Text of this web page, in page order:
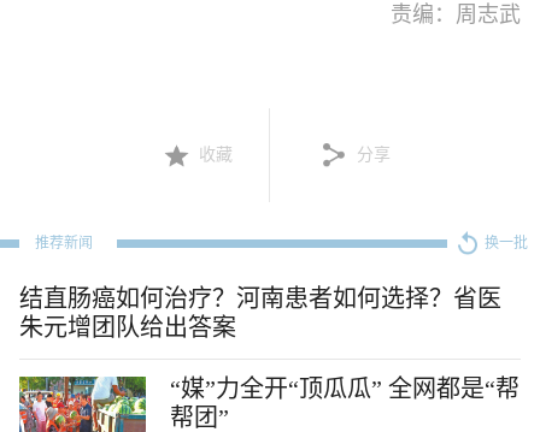
责编：周志武
收藏 分享
推荐新闻 换一批
结直肠癌如何治疗？河南患者如何选择？省医
朱元增团队给出答案
“媒”力全开“顶瓜瓜” 全网都是“帮
帮团”